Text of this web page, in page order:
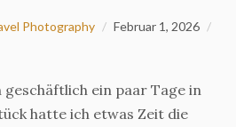
Photography
Februar 1, 2026
ein paar Tage in
hatte ich etwas Zeit die